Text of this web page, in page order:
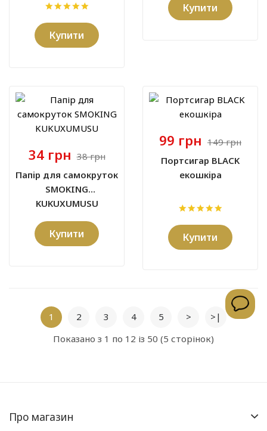
Купити
Купити
34 грн 38 грн
Папір для самокруток
SMOKING
KUKUXUMUSU
Купити
99 грн 149 грн
Портсигар BLACK
екошкіра
Купити
1 2 3 4 5 >
>|
Показано з 1 по 12 із 50 (5 сторінок)
Про магазин